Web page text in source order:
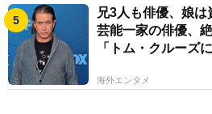
兄3人も俳優、娘
芸能一家の俳優、
「トム・クルーズ
海外エンタメ